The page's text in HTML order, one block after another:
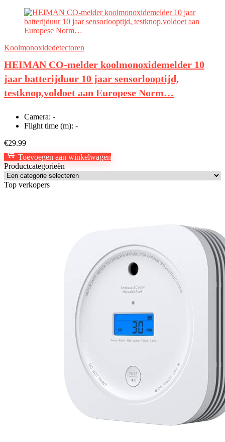
Koolmonoxidedetectoren
HEIMAN CO-melder koolmonoxidemelder 10
jaar batterijduur 10 jaar sensorlooptijd,
testknop,voldoet aan Europese Norm…
Camera: -
Flight time (m): -
€29.99
Toevoegen aan winkelwagen
Productcategorieën
Top verkopers